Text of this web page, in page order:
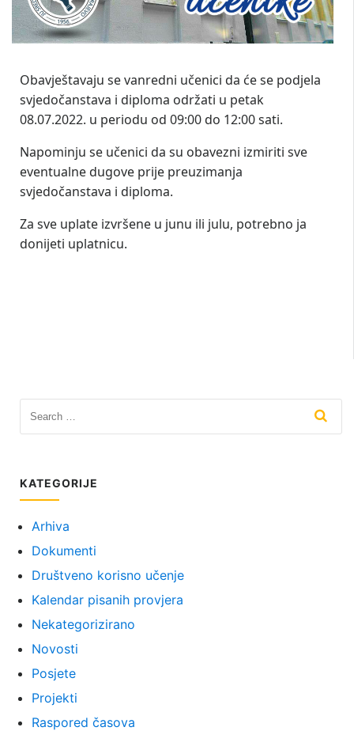
Obavještavaju se vanredni učenici da će se podjela
svjedočanstava i diploma održati u petak
08.07.2022. u periodu od 09:00 do 12:00 sati.
Napominju se učenici da su obavezni izmiriti sve
eventualne dugove prije preuzimanja
svjedočanstava i diploma.
Za sve uplate izvršene u junu ili julu, potrebno ja
donijeti uplatnicu.
KATEGORIJE
Arhiva
Dokumenti
Društveno korisno učenje
Kalendar pisanih provjera
Nekategorizirano
Novosti
Posjete
Projekti
Raspored časova